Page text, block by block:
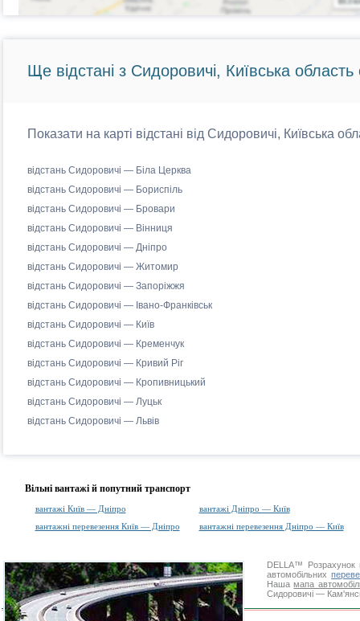
Ще відстані з Сидоровичі, Київська область
Показати на карті відстані від Сидоровичі, Київська
відстань Сидоровичі — Біла Церква
відстань Сидоровичі — Бориспіль
відстань Сидоровичі — Бровари
відстань Сидоровичі — Вінниця
відстань Сидоровичі — Дніпро
відстань Сидоровичі — Житомир
відстань Сидоровичі — Запоріжжя
відстань Сидоровичі — Івано-Франківськ
відстань Сидоровичі — Київ
відстань Сидоровичі — Кременчук
відстань Сидоровичі — Кривий Ріг
відстань Сидоровичі — Кропивницький
відстань Сидоровичі — Луцьк
відстань Сидоровичі — Львів
Вільні вантажі й попутний транспорт
вантажі Київ — Дніпро
вантажі Дніпро — Київ
вантажні перевезення Київ — Дніпро
вантажні перевезення Дніпро — Київ
DELLA™
Розрахунок
автомобільних
Нашамапа
Сидоровичі —